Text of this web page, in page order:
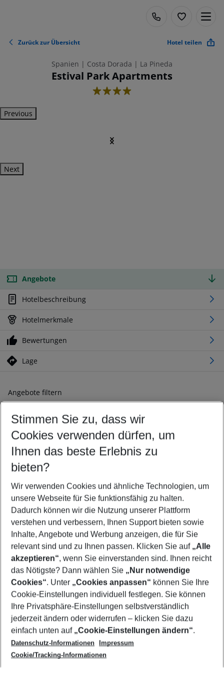
Zurück zur Übersicht Hotel teilen
Spanien | Costa Dorada | La Pineda
Estival Park Apartments
4
Previous
Next
Angebote
Hotelbeschreibung
Hotelmerkmale
Bewertungen
Lage
Angebote filtern
Ändern Sie Ihre Kriterien nach Ihren Wünschen
Abflughafen wählen
Beliebiger Abflughafen
Reisezeitraum wählen
11.08.26– 09.08.27 5-8 Nächte
2 Erwachsene Keine Kinder
Mehr Filter anzeigen
Footer
Footer navigation
Über uns
AGB
Cookie-Einstellungen ändern
Cookie-Richtlinie
Datenschutz
Service & Hilfe
Barrierefreies Reisen
Check-in
Folgen Sie uns
Stimmen Sie zu, dass wir
Cookies verwenden dürfen, um
Ihnen das beste Erlebnis zu
bieten?
Wir verwenden Cookies und ähnliche Technologien, um
unsere Webseite für Sie funktionsfähig zu halten.
Dadurch können wir die Nutzung unserer Plattform
verstehen und verbessern, Ihnen Support bieten sowie
Inhalte, Angebote und Werbung anzeigen, die für Sie
relevant sind und zu Ihnen passen. Klicken Sie auf „Alle
akzeptieren“, wenn Sie einverstanden sind. Ihnen reicht
das Nötigste? Dann wählen Sie „Nur notwendige
Cookies“. Unter „Cookies anpassen“ können Sie Ihre
Cookie-Einstellungen individuell festlegen. Sie können
Ihre Privatsphäre-Einstellungen selbstverständlich
jederzeit ändern oder widerrufen – klicken Sie dazu
einfach unten auf „Cookie-Einstellungen ändern“.
Datenschutz-Informationen
Impressum
Cookie/Tracking-Informationen